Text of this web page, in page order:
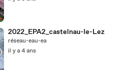
2022_EPA2_castelnau-le-Lez
réseau-eau-ea
il y a 4 ans